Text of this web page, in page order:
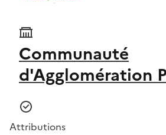
Communauté
d'Agglomération
Attributions